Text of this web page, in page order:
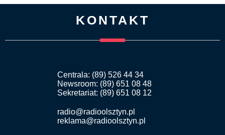
KONTAKT
Centrala: (89) 526 44 34
Newsroom: (89) 651 08 48
Sekretariat: (89) 651 08 12
radio@radioolsztyn.pl
reklama@radioolsztyn.pl